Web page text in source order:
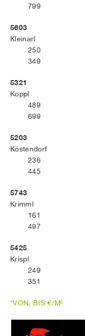
799
5603
Kleinarl
250
349
5321
Koppl
489
699
5203
Köstendorf
236
445
5743
Krimml
161
497
5425
Krispl
249
351
*VON, BIS €/M²